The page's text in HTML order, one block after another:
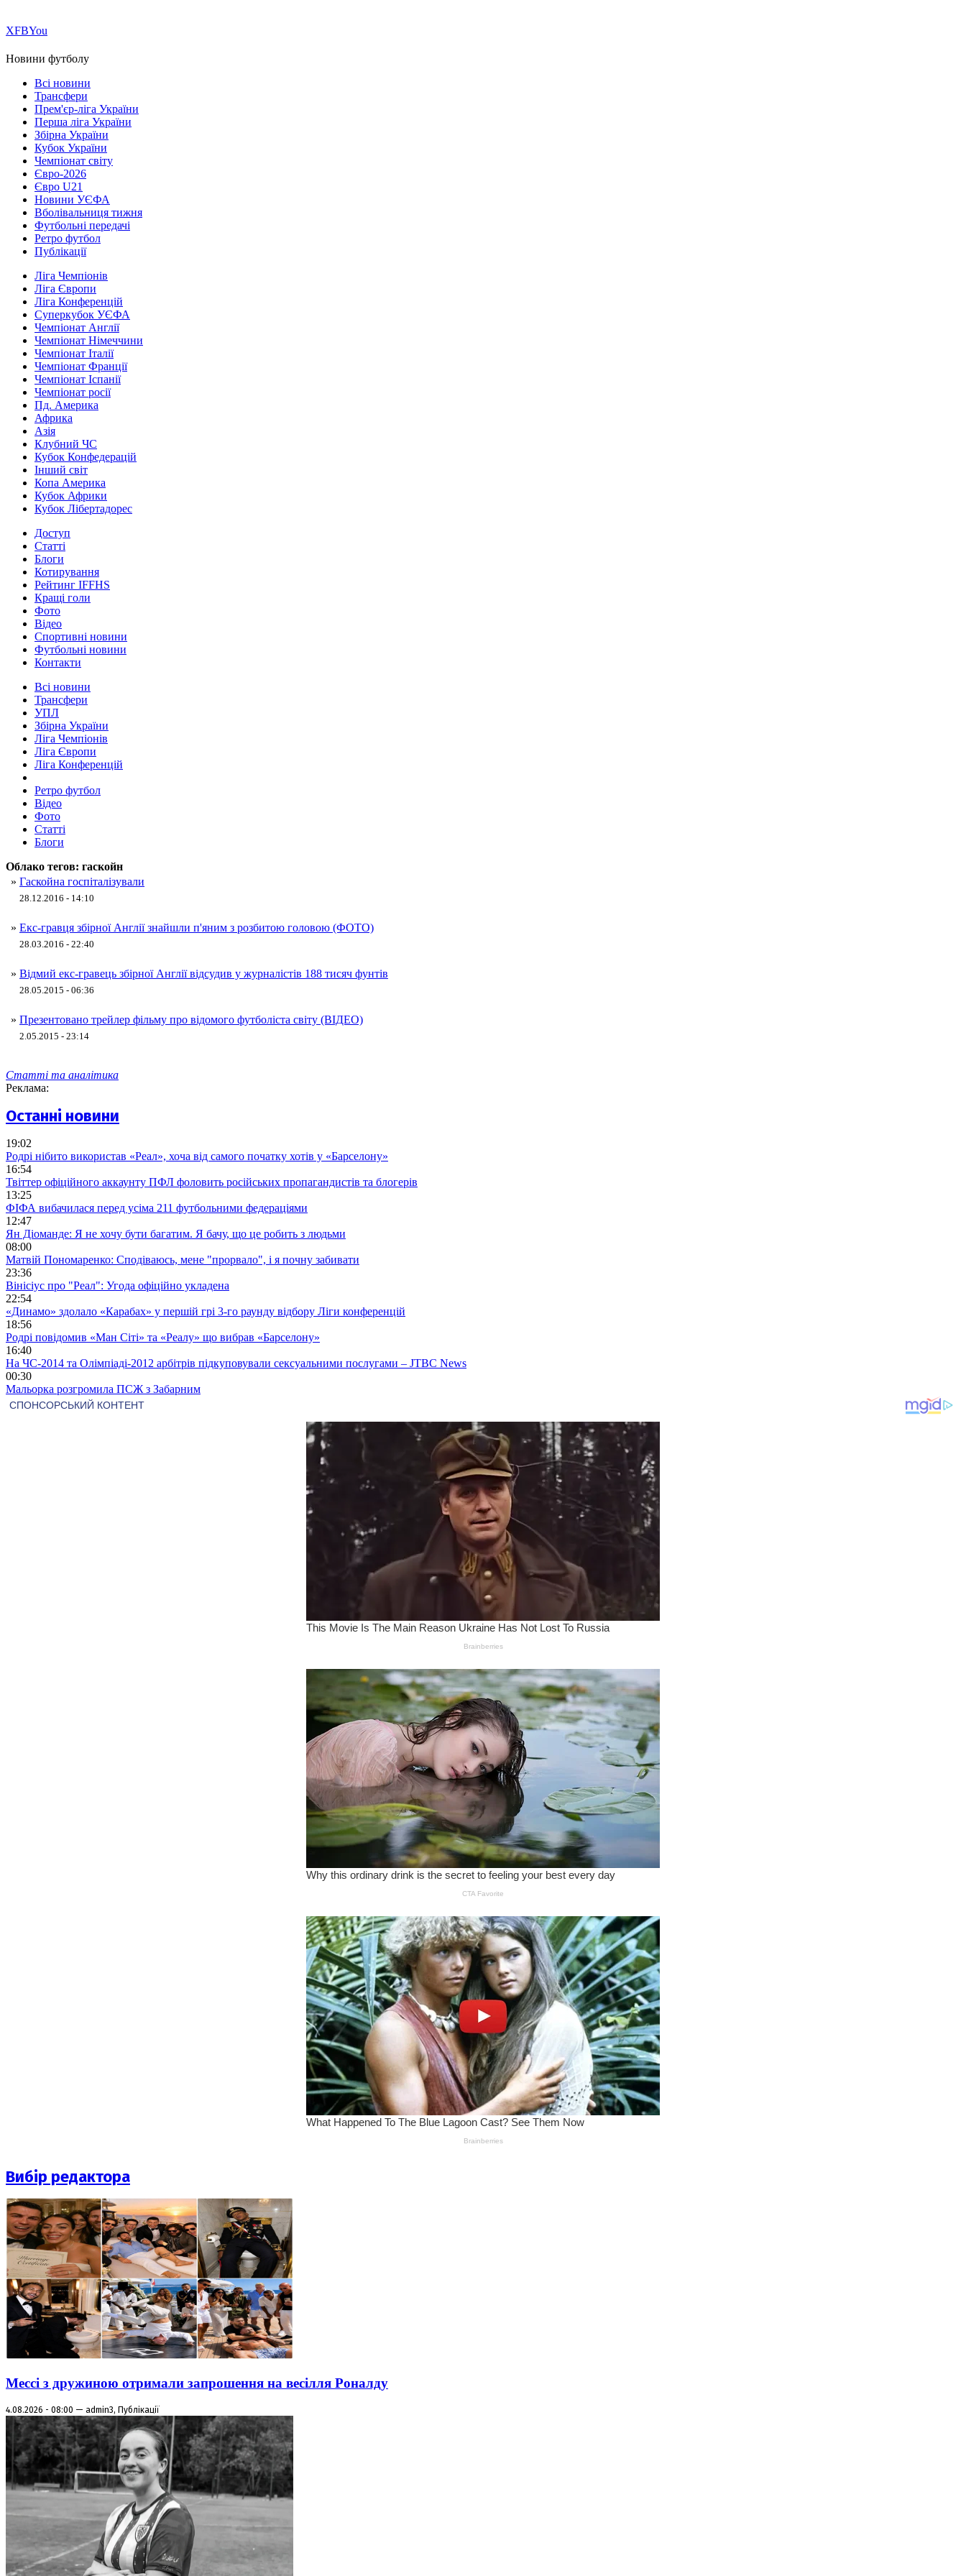
ХFBYou
Новини футболу
Всі новини
Трансфери
Прем'єр-ліга України
Перша ліга України
Збірна України
Кубок України
Чемпіонат світу
Євро-2026
Євро U21
Новини УЄФА
Вболівальниця тижня
Футбольні передачі
Ретро футбол
Публікації
Ліга Чемпіонів
Ліга Європи
Ліга Конференцій
Суперкубок УЄФА
Чемпіонат Англії
Чемпіонат Німеччини
Чемпіонат Італії
Чемпіонат Франції
Чемпіонат Іспанії
Чемпіонат росії
Пд. Америка
Африка
Азія
Клубний ЧС
Кубок Конфедерацій
Інший світ
Копа Америка
Кубок Африки
Кубок Лібертадорес
Доступ
Статті
Блоги
Котирування
Рейтинг IFFHS
Кращі голи
Фото
Відео
Спортивні новини
Футбольні новини
Контакти
Всі новини
Трансфери
УПЛ
Збірна України
Ліга Чемпіонів
Ліга Європи
Ліга Конференцій
Ретро футбол
Відео
Фото
Статті
Блоги
Облако тегов: гаскойн
» Гаскойна госпіталізували
28.12.2016 - 14:10
» Екс-гравця збірної Англії знайшли п'яним з розбитою головою (ФОТО)
28.03.2016 - 22:40
» Відмий екс-гравець збірної Англії відсудив у журналістів 188 тисяч фунтів
28.05.2015 - 06:36
» Презентовано трейлер фільму про відомого футболіста світу (ВІДЕО)
2.05.2015 - 23:14
Статті та аналітика
Реклама:
Останні новини
19:02
Родрі нібито використав «Реал», хоча від самого початку хотів у «Барселону»
16:54
Твіттер офіційного аккаунту ПФЛ фоловить російських пропагандистів та блогерів
13:25
ФІФА вибачилася перед усіма 211 футбольними федераціями
12:47
Ян Діоманде: Я не хочу бути багатим. Я бачу, що це робить з людьми
08:00
Матвій Пономаренко: Сподіваюсь, мене "прорвало", і я почну забивати
23:36
Вінісіус про "Реал": Угода офіційно укладена
22:54
«Динамо» здолало «Карабах» у першій грі 3-го раунду відбору Ліги конференцій
18:56
Родрі повідомив «Ман Сіті» та «Реалу» що вибрав «Барселону»
16:40
На ЧС-2014 та Олімпіаді-2012 арбітрів підкуповували сексуальними послугами – JTBC News
00:30
Мальорка розгромила ПСЖ з Забарним
Вибір редактора
Мессі з дружиною отримали запрошення на весілля Роналду
4.08.2026 - 08:00 — admin3, Публікації